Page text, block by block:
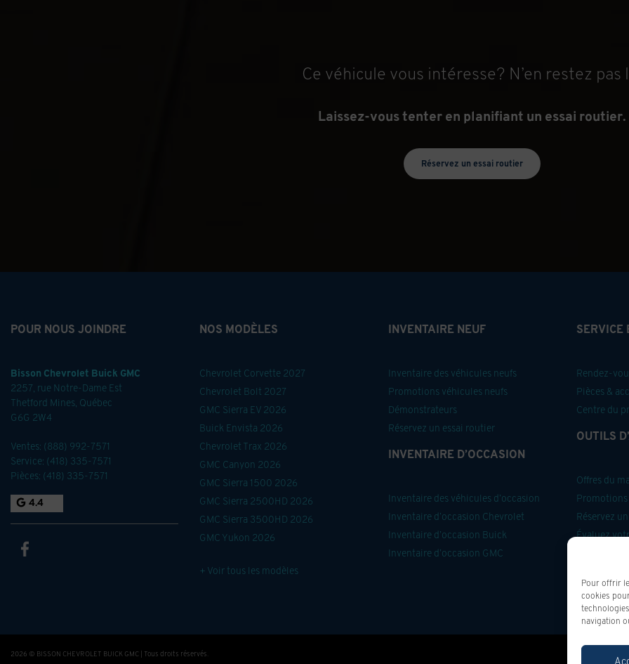
Pour offrir
cookies
navigation
Ce véhicule vous intéresse? N’en restez pas
Laissez-vous tenter en planifiant un essai routier.
Réservez un essai routier
POUR NOUS JOINDRE
Bisson Chevrolet Buick GMC
2257, rue Notre-Dame Est
Thetford Mines, Québec
G6G 2W4
Ventes: (888) 992-7571
Service: (418) 335-7571
Pièces: (418) 335-7571
4.4
NOS MODÈLES
Chevrolet Corvette 2027
Chevrolet Bolt 2027
GMC Sierra EV 2026
Buick Envista 2026
Chevrolet Trax 2026
GMC Canyon 2026
GMC Sierra 1500 2026
GMC Sierra 2500HD 2026
GMC Sierra 3500HD 2026
GMC Yukon 2026
+ Voir tous les modèles
INVENTAIRE NEUF
Inventaire des véhicules neufs
Promotions véhicules neufs
Démonstrateurs
Réservez un essai routier
INVENTAIRE D’OCCASION
Inventaire des véhicules d’occasion
Inventaire d’occasion Chevrolet
Inventaire d’occasion Buick
Inventaire d’occasion GMC
SERVICE
Rendez-
Pièces &
Centre du
OUTILS
Offres du
Réservez
Évaluez
2026 © BISSON CHEVROLET BUICK GMC | Tous droits réservés.